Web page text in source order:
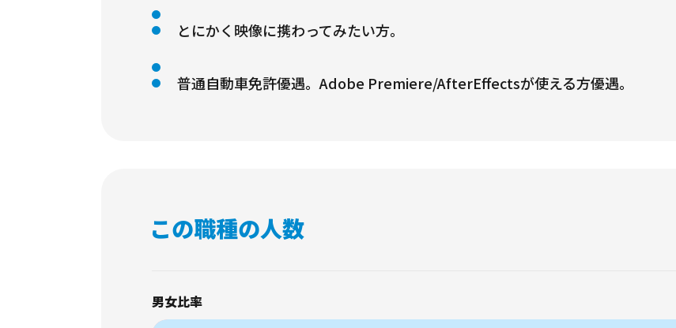
とにかく映像に携わってみたい方。
普通自動車免許優遇。Adobe Premiere/AfterEffectsが使える方優遇。
この職種の人数
男女比率